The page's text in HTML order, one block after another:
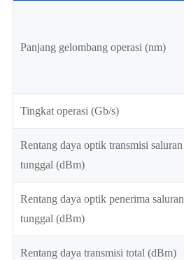
Panjang gelombang operasi (nm)
Tingkat operasi (Gb/s)
Rentang daya optik transmisi saluran
tunggal (dBm)
Rentang daya optik penerima saluran
tunggal (dBm)
Rentang daya transmisi total (dBm)